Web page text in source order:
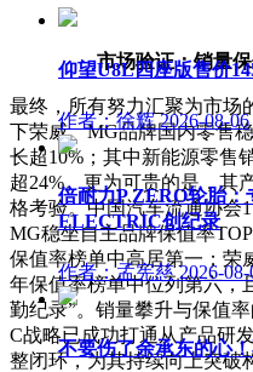
市场验证：销量
最终，所有努力汇聚为市场
下荣威、MG品牌国内零售
长超10%；其中新能源零售
超24%。更为可贵的是，其
格考验。中国汽车流通协会
MG稳坐自主品牌保值率
保值率榜单中高居第一；荣
年保值率榜单中位列第六，
勤纪录”。销量攀升与保值
C战略已成功打通从产品研
整闭环，为其持续向上突破
仰望U8L四座版售价
作者：徐辉 2026-08-06
倍耐力P ZERO轮胎
ELECTRIC创纪录
作者：孟宪慈 2026-08-
不要伤了余承东的心